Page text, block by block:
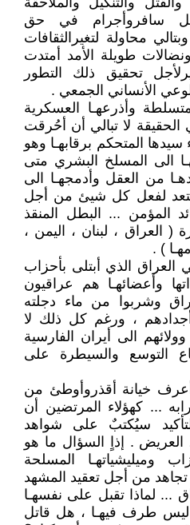
سافروأجرام في حق
محاولة لتغيرالثقافات
ونضالات طويلة الأمد أمتدت
تحقيق ذلك التطور
الأنساني الجمعي .
وأذرعهـا العسكرية
الحقيقة لا تبالي أن أحُرقت
المتحكم برقابهـا وهو
الى المسلخ البشري متى
من العقل وأدمجهـا الى
لفعل كل شيئ من أجل
المؤمن ... البطل المنقذ
( العراق ، لبنان ، اليمن ،
) .
الذي أبتلى بأحزاب
وأعضائهـا هم عراقيون
وشربوا من ماء دجلته
، ورغم كل ذلك لا
الى أيران الفارسية
التوسع والسيطرة على
أعرف خيانة أقذروأوطئ من
... كهؤلاء المرتضين أن
سيُكتبٌ على شواهد
. إذاٍ السؤال ما هو
وميليشياتهـا المسلحة
تجاهد من أجل تعقيد المشهد
... لماذا تقبل على نفسهـا
طرف فيهـا ، هل قاتل